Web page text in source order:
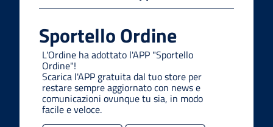
Sportello Ordine
L'Ordine ha adottato l'APP "Sportello
Ordine"!
Scarica l'APP gratuita dal tuo store per
restare sempre aggiornato con news e
comunicazioni ovunque tu sia, in modo
facile e veloce.